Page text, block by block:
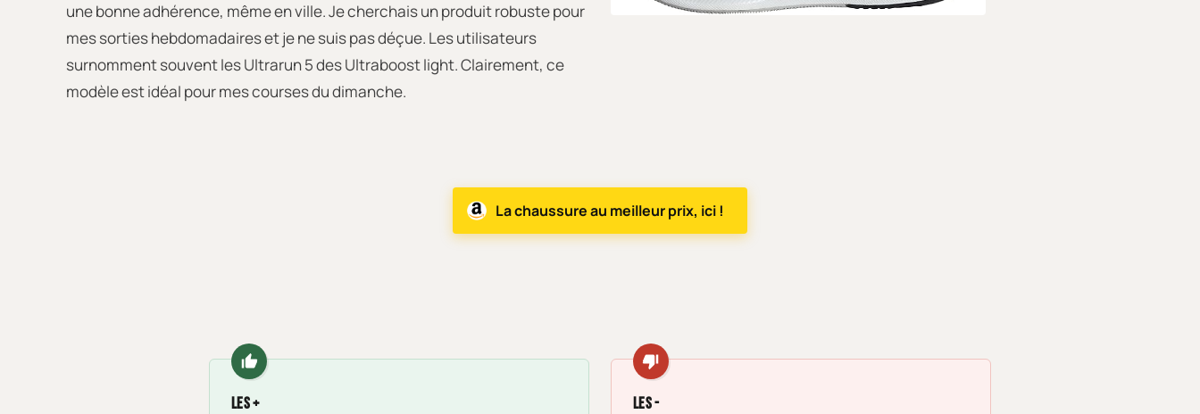
une bonne adhérence, même en ville. Je cherchais un produit robuste pour
mes sorties hebdomadaires et je ne suis pas déçue. Les utilisateurs
surnomment souvent les Ultrarun 5 des Ultraboost light. Clairement, ce
modèle est idéal pour mes courses du dimanche.
La chaussure au meilleur prix, ici !
Les +
Les -